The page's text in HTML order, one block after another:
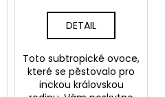
DETAIL
Toto subtropické ovoce,
které se pěstovalo pro
inckou královskou